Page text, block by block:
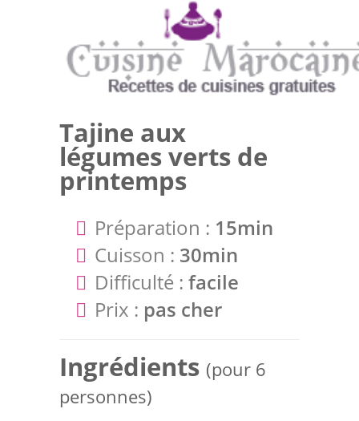
Tajine aux
légumes verts de
printemps
Préparation : 15min
Cuisson : 30min
Difficulté : facile
Prix : pas cher
Ingrédients (pour 6
personnes)